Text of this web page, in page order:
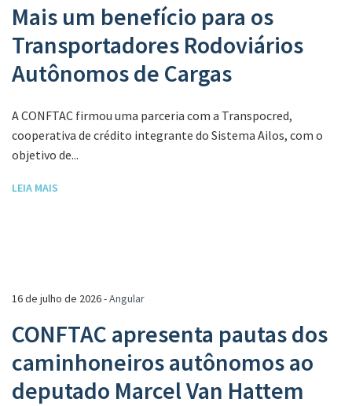
Mais um benefício para os
Transportadores Rodoviários
Autônomos de Cargas
A CONFTAC firmou uma parceria com a Transpocred,
cooperativa de crédito integrante do Sistema Ailos, com o
objetivo de...
LEIA MAIS
16 de julho de 2026 -Angular
CONFTAC apresenta pautas dos
caminhoneiros autônomos ao
deputado Marcel Van Hattem